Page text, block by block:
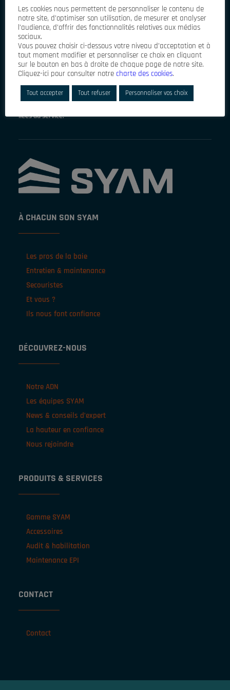
J'accepte que mes données personnelles soient
enregistrées dans un fichier informatisé géré par SYAM
France,pour gérer l'envoi de la lettre d'information de SYAM
liées au service.
À CHACUN SON SYAM
Les pros de la baie
Entretien & maintenance
Secouristes
Et vous ?
Ils nous font confiance
DÉCOUVREZ-NOUS
Notre ADN
Les équipes SYAM
News & conseils d’expert
La hauteur en confiance
Nous rejoindre
PRODUITS & SERVICES
Gamme SYAM
Accessoires
Audit & habilitation
Maintenance EPI
CONTACT
Contact
Les cookies nous permettent de personnaliser le contenu de
notre site, d’optimiser son utilisation, de mesurer et analyser
l’audience, d’offrir des fonctionnalités relatives aux médias
sociaux.
Vous pouvez choisir ci-dessous votre niveau d’acceptation et à
tout moment modifier et personnaliser ce choix en cliquant
sur le bouton en bas à droite de chaque page de notre site.
Cliquez-ici pour consulter notre charte des cookies.
Tout accepter Tout refuser Personnaliser vos choix